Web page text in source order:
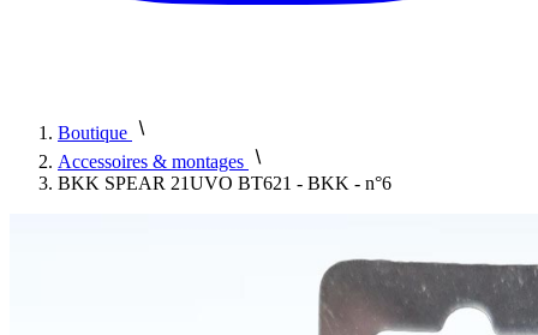
Boutique
Accessoires & montages
BKK SPEAR 21UVO BT621 - BKK - n°6